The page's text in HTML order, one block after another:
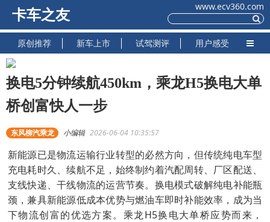
卡车之友
www.ecv360.com
原创推荐 新车上市 试驾测评 用户感受
换电5分钟续航450km，乘龙H5换电大单
桥创富快人一步
东风柳汽乘龙 小编辑 2026-06-04 10:35:57
新能源已是物流运输行业转型的必然方向，但传统纯电车型
充电耗时久、续航不足，始终制约着汽配周转、厂区配送、
支线快递、干线物流的运营节奏。换电模式破解纯电补能瓶
颈，兼具新能源低成本优势与燃油车即时补能效率，成为当
下物流创富的优选方案。乘龙H5换电大单桥应势而来，